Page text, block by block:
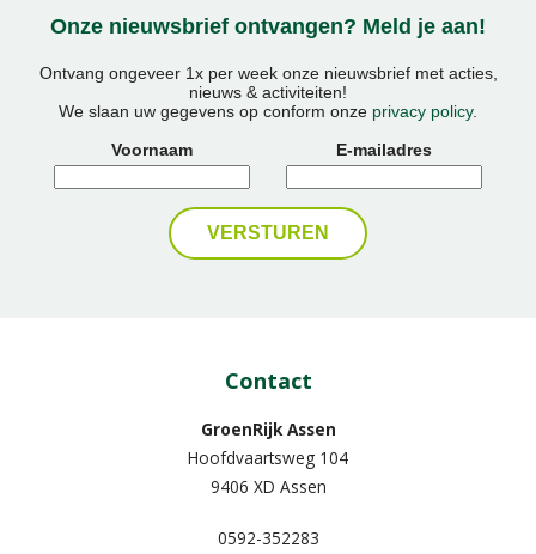
Onze nieuwsbrief ontvangen? Meld je aan!
Ontvang ongeveer 1x per week onze nieuwsbrief met acties,
nieuws & activiteiten!
We slaan uw gegevens op conform onze privacy policy.
Voornaam
E-mailadres
Contact
GroenRijk Assen
Hoofdvaartsweg 104
9406 XD Assen
0592-352283